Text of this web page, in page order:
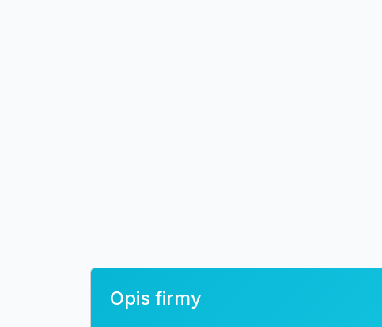
Opis firmy